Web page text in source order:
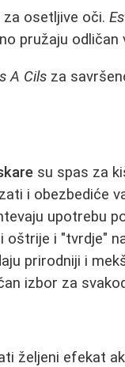
za osetljive oči.
pružaju odličan
A Cils za
su spas za
i obezbediće
upotrebu
oštrije i "tvrdje"
prirodniji i
izbor za
željeni efekat